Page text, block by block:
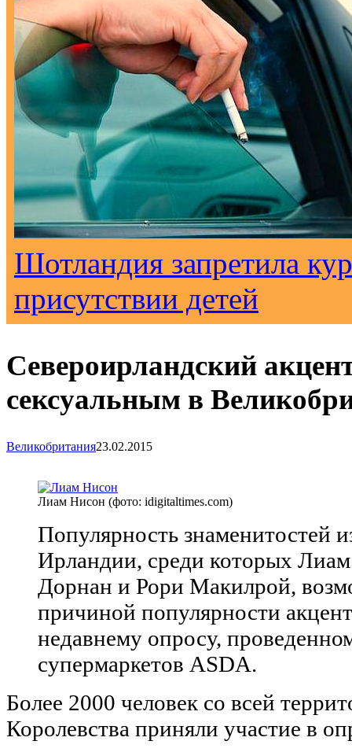
Шотландия запретила
присутствии детей
Североирландский
сексуальным в
Великобритания23.02.2015
Лиам Нисон (фото: idigitaltimes.com)
Популярность знаменитостей
Ирландии, среди которых
Дорнан и Рори Макилрой,
причиной популярности
недавнему опросу,
супермаркетов ASDA.
Более 2000 человек со всей
Королевства приняли участие в